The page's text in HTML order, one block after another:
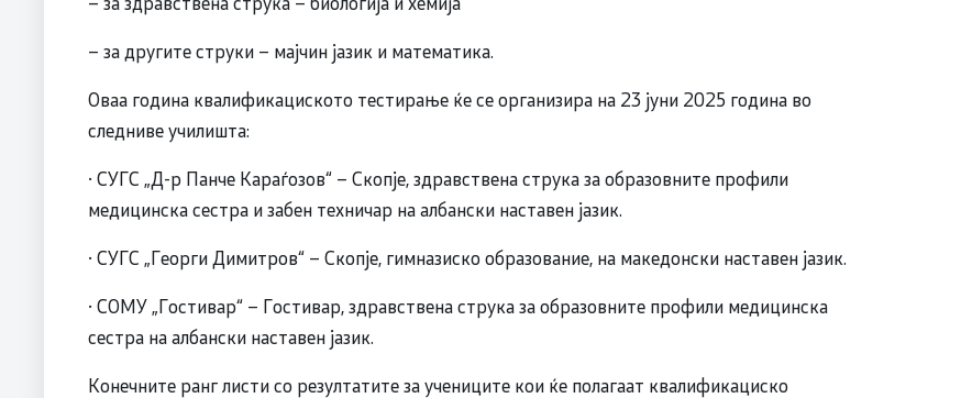
– за другите струки – мајчин јазик и математика.
Оваа година квалификациското тестирање ќе се организира на 23 јуни 2025 година во
следниве училишта:
· СУГС „Д-р Панче Караѓозов“ – Скопје, здравствена струка за образовните профили
медицинска сестра и забен техничар на албански наставен јазик.
· СУГС „Георги Димитров“ – Скопје, гимназиско образование, на македонски наставен јазик.
· СОМУ „Гостивар“ – Гостивар, здравствена струка за образовните профили медицинска
сестра на албански наставен јазик.
Конечните ранг листи со резултатите за учениците кои ќе полагаат квалификациско